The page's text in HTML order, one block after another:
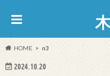
HOME n3
2024.10.20